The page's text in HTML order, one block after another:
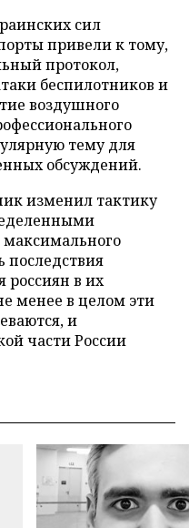
сил
привели к тому,
протокол,
беспилотников и
воздушного
тему для
обсуждений.
изменил тактику
последствия
в их
менее в целом эти
и
части России